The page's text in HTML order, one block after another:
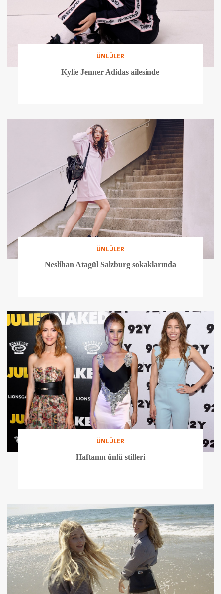
ÜNLÜLER
Kylie Jenner Adidas ailesinde
ÜNLÜLER
Neslihan Atagül Salzburg sokaklarında
ÜNLÜLER
Haftanın ünlü stilleri